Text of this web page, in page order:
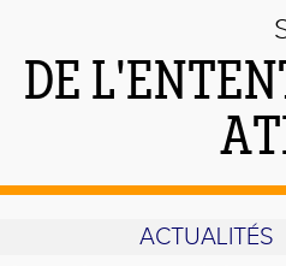
DE
ACTUALITÉS